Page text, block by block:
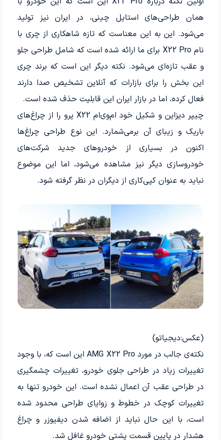
همان طراحی‌های استایل چینی، در ایران نیز تولید
می‌شود. این به این معناست که تازه شاهکاری از چری با
نام X22 Pro برای ما ارائه شده است که شامل طراحی جلو
و عقب تازه‌ای می‌شود. نکته دیگر این است که برند چری
این بخش را برای بازارات که آنلاین تشخیص صدا دارند
فعال کرده، اما در بازار ایران این قابلیت حذف شده است.
چیپر دیزاین و شکیل خود ام‌وی‌ام X22 پرو را از چراغ‌های
باریک و زیبای آن برمی‌شمارد. این نوع طراحی چراغ‌ها
اکنون در بسیاری از خودروهای جدید شرکت‌های
خودروسازی دیگر نیز مشاهده می‌شود، اما این موضوع
نباید به عنوان کپی‌کاری از دیگران در نظر گرفته شود.
(عکس:دیجیاتو)
نکته‌ی جالب در مورد AMG X22 Pro این است که، با وجود
تغییرات زیاد در طراحی جلوی خودرو، تغییرات چشمگیری
در طراحی عقب آن اعمال نشده است. این خودرو تنها به
تغییرات کوچک در خطوط و زوایای طراحی محدود شده
است، با این حال نباید از اضافه شدن دیفیوزر و چراغ
هشدار در پایین قسمت پشتی خودرو غافل شد.